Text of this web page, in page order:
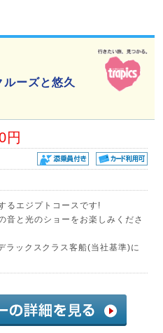
ーズと悠久
円
るエジプトコースです!
音と光のショーをお楽しみくださ
ックスクラス客船(当社基準)に